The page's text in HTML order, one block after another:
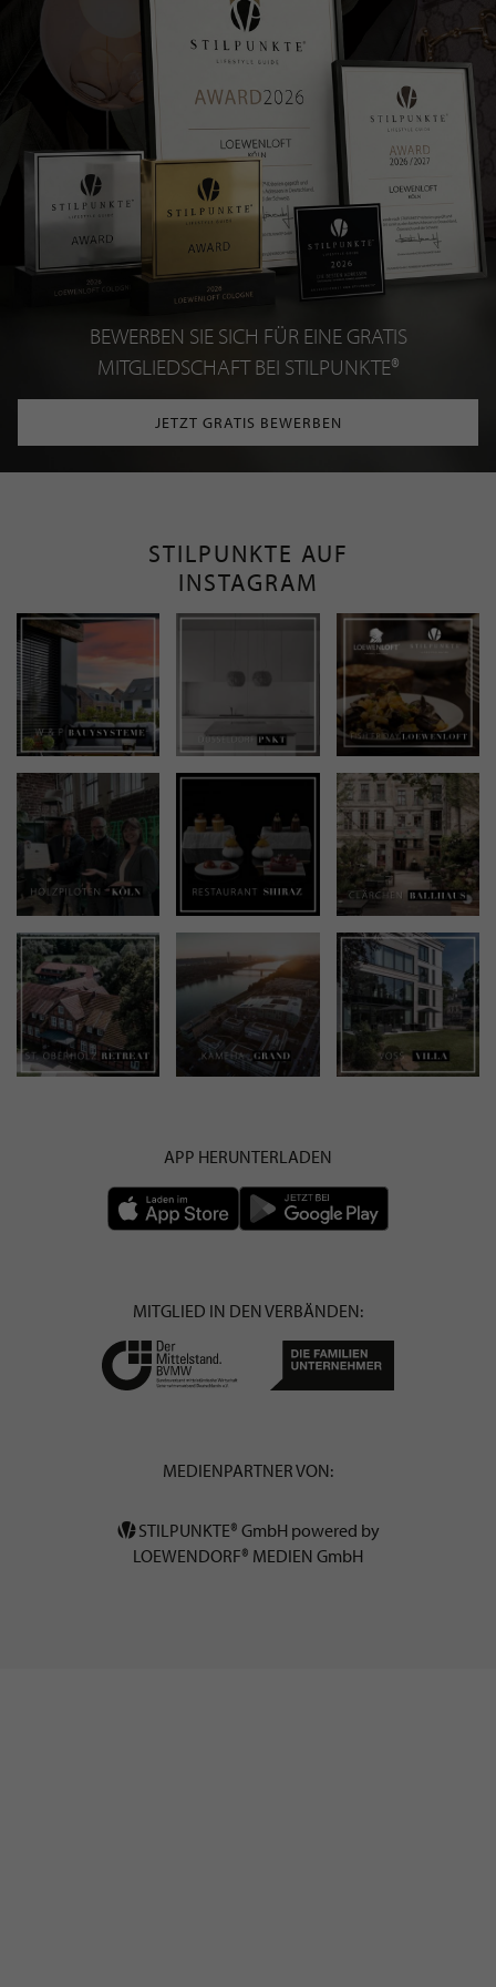
BEWERBEN SIE SICH FÜR EINE GRATIS
MITGLIEDSCHAFT BEI STILPUNKTE®
JETZT GRATIS BEWERBEN
STILPUNKTE AUF
INSTAGRAM
APP HERUNTERLADEN
MITGLIED IN DEN VERBÄNDEN:
MEDIENPARTNER VON:
STILPUNKTE® GmbH powered by
LOEWENDORF® MEDIEN GmbH